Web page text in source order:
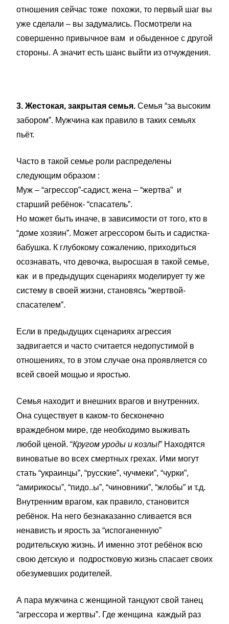
отношения сейчас тоже похожи, то первый шаг вы
уже сделали – вы задумались. Посмотрели на
совершенно привычное вам и обыденное с другой
стороны. А значит есть шанс выйти из отчуждения.
3. Жестокая, закрытая семья. Семья “за высоким
забором”. Мужчина как правило в таких семьях
пьёт.
Часто в такой семье роли распределены
следующим образом :
Муж – “агрессор”-садист, жена – “жертва” и
старший ребёнок- “спасатель”.
Но может быть иначе, в зависимости от того, кто в
“доме хозяин”. Может агрессором быть и садистка-
бабушка. К глубокому сожалению, приходиться
осознавать, что девочка, выросшая в такой семье,
как и в предыдущих сценариях моделирует ту же
систему в своей жизни, становясь “жертвой-
спасателем”.
Если в предыдущих сценариях агрессия
задвигается и часто считается недопустимой в
отношениях, то в этом случае она проявляется со
всей своей мощью и яростью.
Семья находит и внешних врагов и внутренних.
Она существует в каком-то бесконечно
враждебном мире, где необходимо выживать
любой ценой. “Кругом уроды и козлы!” Находятся
виноватые во всех смертных грехах. Ими могут
стать “украинцы”, “русские”, чучмеки”, “чурки”,
“амирикосы”, “пидо..ы”, “чиновники”, “жлобы” и т.д.
Внутренним врагом, как правило, становится
ребёнок. На него безнаказанно сливается вся
ненависть и ярость за “испоганенную”
родительскую жизнь. И именно этот ребёнок всю
свою детскую и подростковую жизнь спасает своих
обезумевших родителей.
А пара мужчина с женщиной танцуют свой танец
“агрессора и жертвы”. Где женщина каждый раз